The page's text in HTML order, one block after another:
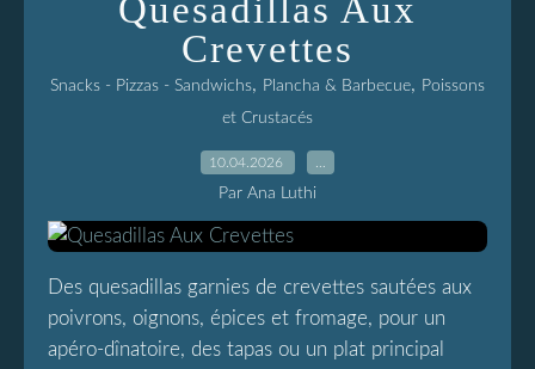
Quesadillas Aux
Crevettes
Snacks - Pizzas - Sandwichs, Plancha & Barbecue, Poissons
et Crustacés
10.04.2026
Par Ana Luthi
Des quesadillas garnies de crevettes sautées aux
poivrons, oignons, épices et fromage, pour un
apéro-dînatoire, des tapas ou un plat principal